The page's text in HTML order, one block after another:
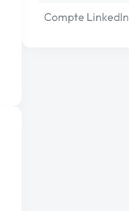
Compte LinkedIn